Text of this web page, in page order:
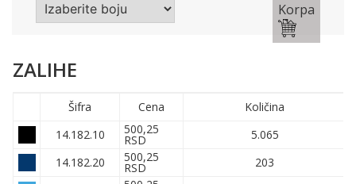
Korpa
ZALIHE
Šifra Cena
Količina
14.182.10
500,25
RSD
5.065
14.182.20
500,25
RSD
203